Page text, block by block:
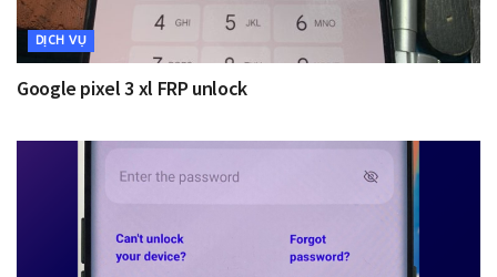
DỊCH VỤ
Google pixel 3 xl FRP unlock